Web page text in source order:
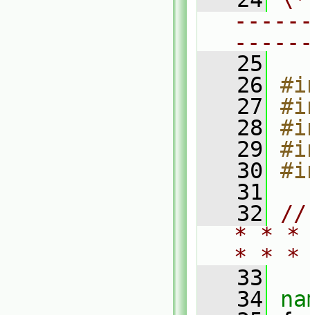
   25
   26
   27
   28
   29
   30
   31
   32
//
* * *
* *
   33
   34